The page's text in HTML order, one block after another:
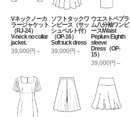
Vネックノーカ
ラージャケット
（RJ-24）
V-neck no collar
jacket.
39,000円～
ソフトタックワ
ンピース（サッ
シュベルト付）
（OP-16）
Soft tuck dress
39,000円～
ウエストペプラ
ム八分袖ワンピ
ース/Waist
Peplum Eighth
sleeve
Dress（OP-
15）
39,000円～